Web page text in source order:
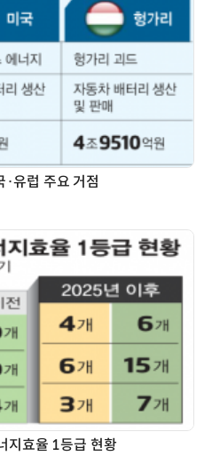
·유럽 주요 거점
지효율 1등급 현황